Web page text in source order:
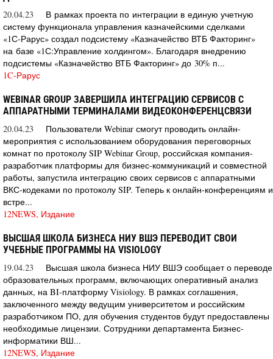
20.04.23
В рамках проекта по интеграции в единую учетную
систему функционала управления казначейскими сделками
«1С‑Рарус» создал подсистему «Казначейство ВТБ Факторинг»
на базе «1С:Управление холдингом». Благодаря внедрению
подсистемы «Казначейство ВТБ Факторинг» до 30% п...
1C-Рарус
WEBINAR GROUP ЗАВЕРШИЛА ИНТЕГРАЦИЮ СЕРВИСОВ С
АППАРАТНЫМИ ТЕРМИНАЛАМИ ВИДЕОКОНФЕРЕНЦСВЯЗИ
20.04.23
Пользователи Webinar смогут проводить онлайн-
мероприятия с использованием оборудования переговорных
комнат по протоколу SIP Webinar Group, российская компания-
разработчик платформы для бизнес-коммуникаций и совместной
работы, запустила интеграцию своих сервисов с аппаратными
ВКС-кодеками по протоколу SIP. Теперь к онлайн-конференциям и
встре...
12NEWS, Издание
ВЫСШАЯ ШКОЛА БИЗНЕСА НИУ ВШЭ ПЕРЕВОДИТ СВОИ
УЧЕБНЫЕ ПРОГРАММЫ НА VISIOLOGY
19.04.23
Высшая школа бизнеса НИУ ВШЭ сообщает о переводе
образовательных программ, включающих оперативный анализ
данных, на BI-платформу Visiology. В рамках соглашения,
заключенного между ведущим университетом и российским
разработчиком ПО, для обучения студентов будут предоставлены
необходимые лицензии. Сотрудники департамента Бизнес-
информатики ВШ...
12NEWS, Издание